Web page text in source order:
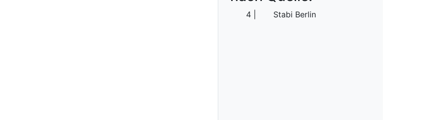
4 Stabi Berlin